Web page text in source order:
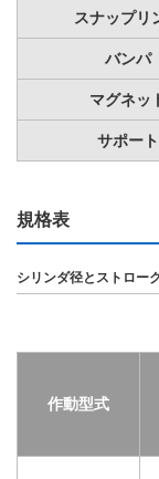
スナップリ
バンパ
マグネッ
サポート
規格表
シリンダ径とストロー
作動型式